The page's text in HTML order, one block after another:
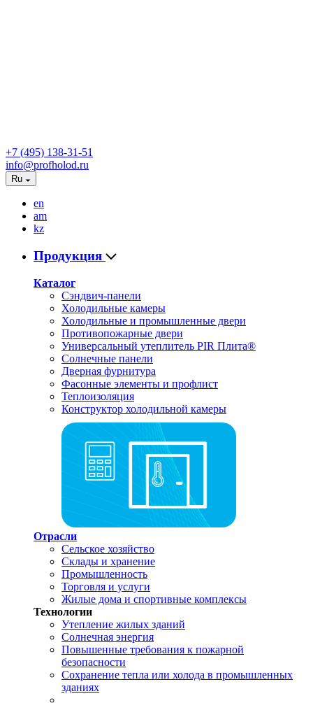
+7 (495) 138-31-51
info@profholod.ru
Ru
en
am
kz
Продукция
Каталог
Сэндвич-панели
Холодильные камеры
Холодильные и промышленные двери
Противопожарные двери
Универсальный утеплитель PIR Плита®
Солнечные панели
Дверная фурнитура
Фасонные элементы и профлист
Теплоизоляция
Конструктор холодильной камеры
Отрасли
Сельское хозяйство
Склады и хранение
Промышленность
Торговля и услуги
Жилые дома и спортивные комплексы
Технологии
Утепление жилых зданий
Солнечная энергия
Повышенные требования к пожарной
безопасности
Сохранение тепла или холода в промышленных
зданиях